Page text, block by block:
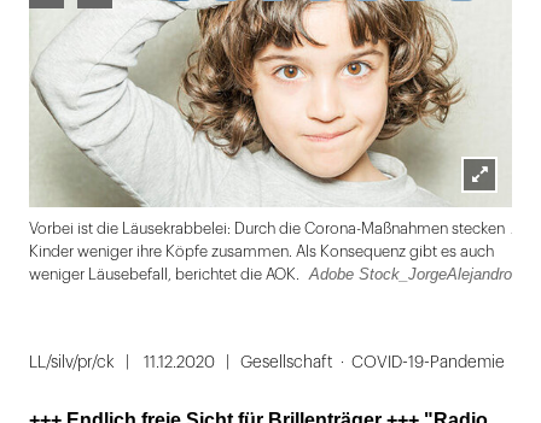
Lightbox
öffnen
Vorbei ist die Läusekrabbelei: Durch die Corona-Maßnahmen stecken
Kinder weniger ihre Köpfe zusammen. Als Konsequenz gibt es auch
weniger Läusebefall, berichtet die AOK.
Adobe Stock_JorgeAlejandro
1 LL/silv/pr/ck 11.12.2020 Gesellschaft COVID-19-Pandemie